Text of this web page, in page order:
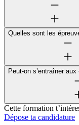
Quelles sont les
Peut-on s’entraîner
Cette formation
Dépose ta candidature